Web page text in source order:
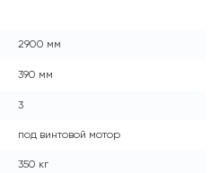
2900 мм
390 мм
3
под винтовой мотор
350 кг